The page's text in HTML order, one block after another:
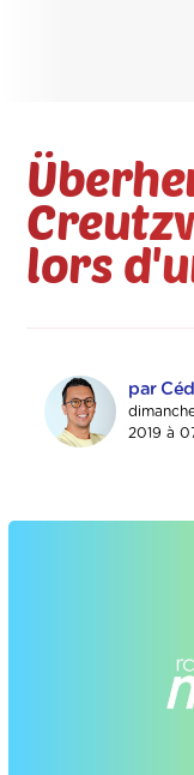
lors
par
2019 à